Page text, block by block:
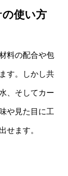
使い方
料の配合や包
す。しかし共
、そしてカー
や見た目に工
せます。